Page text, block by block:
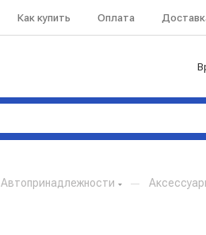
Как купить Оплата
Автопринадлежности —